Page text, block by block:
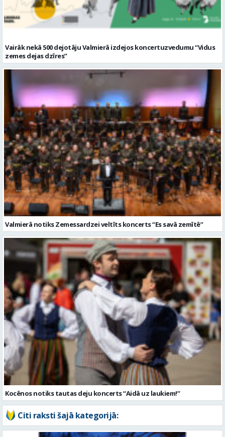
Vairāk nekā 500 dejotāju Valmierā izdejos koncertuzvedumu “Vidus
zemes dejas dzīres”
Valmierā notiks Zemessardzei veltīts koncerts “Es savā zemītē”
Kocēnos notiks tautas deju koncerts “Aidā uz laukiem!”
Citi raksti šajā kategorijā: